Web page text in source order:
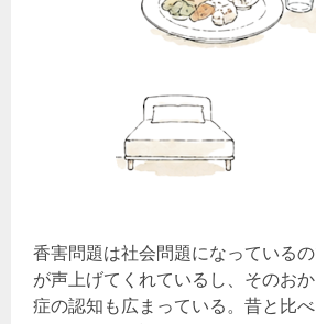
香害問題は社会問題になっている
が声上げてくれているし、そのお
症の認知も広まっている。昔と比